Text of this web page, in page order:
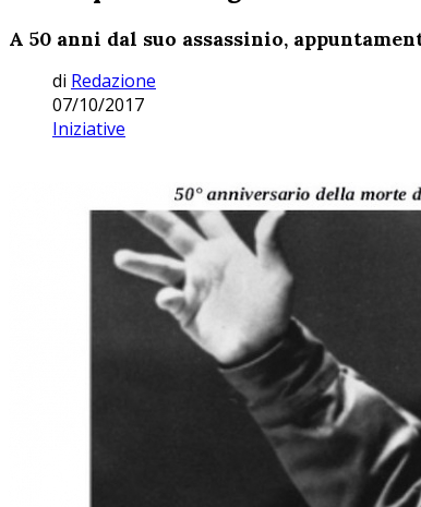
A 50 anni dal suo assassinio,
di Redazione
07/10/2017
Iniziative